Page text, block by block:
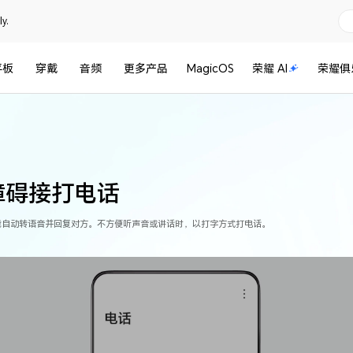
穿戴 音频 更多产品 MagicOS 荣耀 AI 荣耀
接打电话
动转语音并回复对方。不方便听声音或讲话时，以打字方式打电话。